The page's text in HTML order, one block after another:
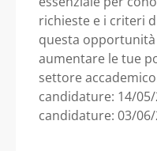
richieste e i criteri
questa
aumentare le tue
settore
candidature: 14/
candidature: 03/